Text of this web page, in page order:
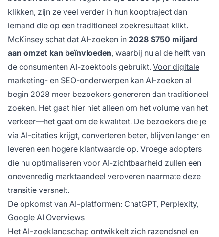
klikken, zijn ze veel verder in hun kooptraject dan
iemand die op een traditioneel zoekresultaat klikt.
McKinsey schat dat AI-zoeken in 2028 $750 miljard
aan omzet kan beïnvloeden, waarbij nu al de helft van
de consumenten AI-zoektools gebruikt. Voor digitale
marketing- en SEO-onderwerpen kan AI-zoeken al
begin 2028 meer bezoekers genereren dan traditioneel
zoeken. Het gaat hier niet alleen om het volume van het
verkeer—het gaat om de kwaliteit. De bezoekers die je
via AI-citaties krijgt, converteren beter, blijven langer en
leveren een hogere klantwaarde op. Vroege adopters
die nu optimaliseren voor AI-zichtbaarheid zullen een
onevenredig marktaandeel veroveren naarmate deze
transitie versnelt.
De opkomst van AI-platformen: ChatGPT, Perplexity,
Google AI Overviews
Het AI-zoeklandschap ontwikkelt zich razendsnel en